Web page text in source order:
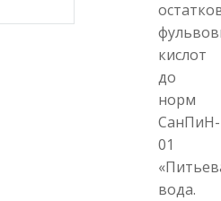
кислот
до
норм
СанПиН-
01
вода.